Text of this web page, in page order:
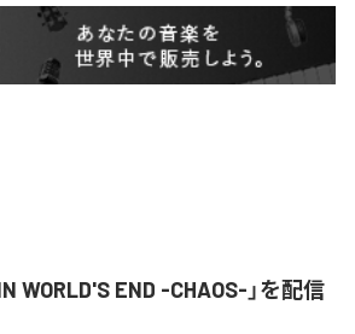
WORLD'S END -CHAOS-」を配信